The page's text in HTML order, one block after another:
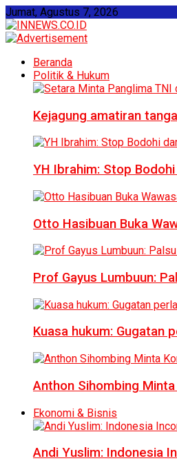
Jumat, Agustus 7, 2026
Beranda
Politik & Hukum
Kejagung amatiran
YH Ibrahim: Stop
Otto Hasibuan Buka
Prof Gayus Lumbuun:
Kuasa hukum: Gugatan
Anthon Sihombing
Ekonomi & Bisnis
Andi Yuslim: Indonesia